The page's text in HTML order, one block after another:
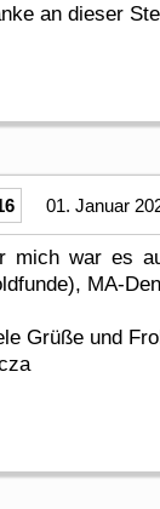
an dieser
01. Januar
mich war es
MA-
Grüße und